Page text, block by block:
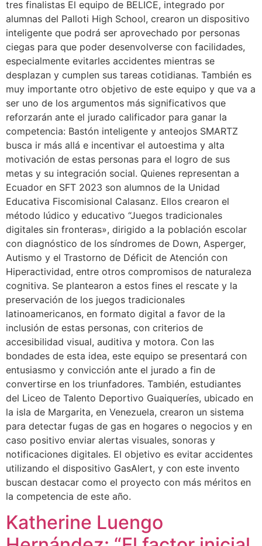
tres finalistas El equipo de BELICE, integrado por
alumnas del Palloti High School, crearon un dispositivo
inteligente que podrá ser aprovechado por personas
ciegas para que poder desenvolverse con facilidades,
especialmente evitarles accidentes mientras se
desplazan y cumplen sus tareas cotidianas. También es
muy importante otro objetivo de este equipo y que va a
ser uno de los argumentos más significativos que
reforzarán ante el jurado calificador para ganar la
competencia: Bastón inteligente y anteojos SMARTZ
busca ir más allá e incentivar el autoestima y alta
motivación de estas personas para el logro de sus
metas y su integración social. Quienes representan a
Ecuador en SFT 2023 son alumnos de la Unidad
Educativa Fiscomisional Calasanz. Ellos crearon el
método lúdico y educativo “Juegos tradicionales
digitales sin fronteras», dirigido a la población escolar
con diagnóstico de los síndromes de Down, Asperger,
Autismo y el Trastorno de Déficit de Atención con
Hiperactividad, entre otros compromisos de naturaleza
cognitiva. Se plantearon a estos fines el rescate y la
preservación de los juegos tradicionales
latinoamericanos, en formato digital a favor de la
inclusión de estas personas, con criterios de
accesibilidad visual, auditiva y motora. Con las
bondades de esta idea, este equipo se presentará con
entusiasmo y convicción ante el jurado a fin de
convertirse en los triunfadores. También, estudiantes
del Liceo de Talento Deportivo Guaiqueríes, ubicado en
la isla de Margarita, en Venezuela, crearon un sistema
para detectar fugas de gas en hogares o negocios y en
caso positivo enviar alertas visuales, sonoras y
notificaciones digitales. El objetivo es evitar accidentes
utilizando el dispositivo GasAlert, y con este invento
buscan destacar como el proyecto con más méritos en
la competencia de este año.
Katherine Luengo